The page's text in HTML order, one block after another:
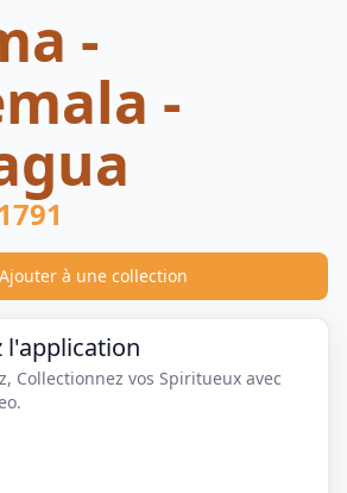
-
-
Ajouter à une collection
l'application
Collectionnez vos Spiritueux avec